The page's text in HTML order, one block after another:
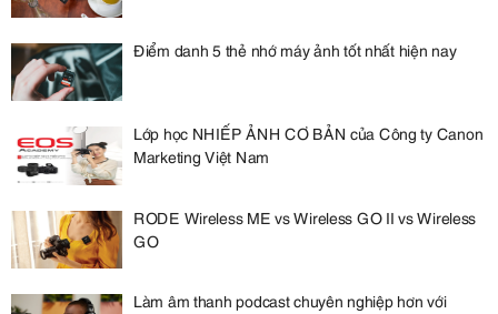
Điểm danh 5 thẻ nhớ máy ảnh tốt nhất hiện nay
Lớp học NHIẾP ẢNH CƠ BẢN của Công ty Canon
Marketing Việt Nam
RODE Wireless ME vs Wireless GO II vs Wireless
GO
Làm âm thanh podcast chuyên nghiệp hơn với